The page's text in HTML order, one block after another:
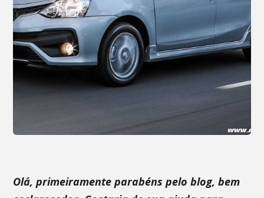
Olá, primeiramente parabéns pelo blog, bem